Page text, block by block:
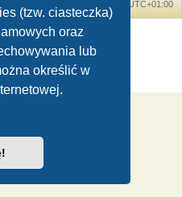
(tzw. ciasteczka)
oraz
lub
określić w
UTC+01:00
© 2006-2020
Software © phpBB Limited
osobowych|Regulamin